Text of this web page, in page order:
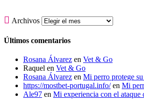
 Archivos
Últimos comentarios
Rosana Álvarez en Vet & Go
Raquel en Vet & Go
Rosana Álvarez en Mi perro protege
https://mostbet-portugal.info/en Mi
Ale97 en Mi experiencia con el ataque